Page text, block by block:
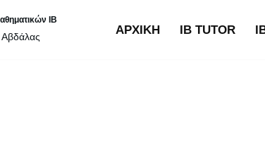
IB
ΑΡΧΙΚΉ IB TUTOR